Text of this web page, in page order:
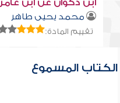
ابن ذكوان عن ابن عامر
محمد يحيى طاهر
تقييم المادة:
الكتاب المسموع